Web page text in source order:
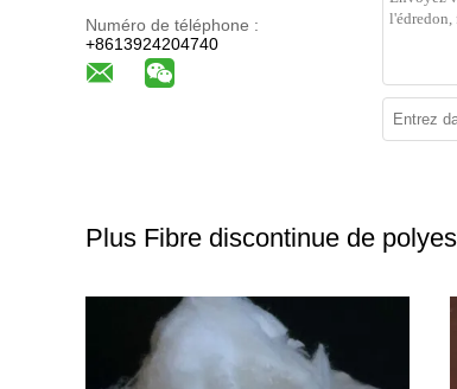
Numéro de téléphone :
+8613924204740
Plus Fibre discontinue de